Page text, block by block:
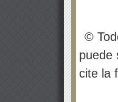
©
puede
cite la